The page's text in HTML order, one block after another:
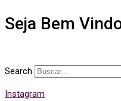
Seja Bem
Search
Instagram